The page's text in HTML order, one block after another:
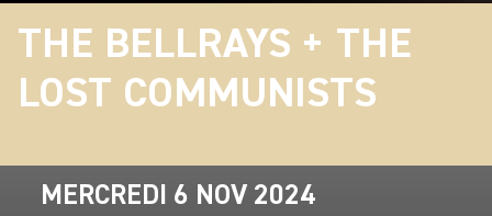
THE BELLRAYS + THE
LOST COMMUNISTS
MERCREDI 6 NOV 2024